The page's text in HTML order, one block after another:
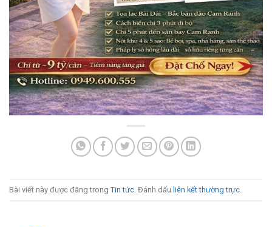
Bài viết này được đăng trong Tin tức . Đánh dấu liên kết thường trực